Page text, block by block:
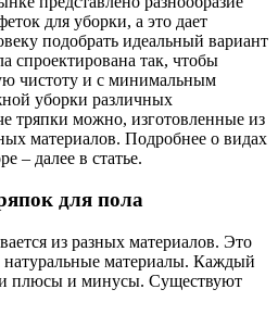
для уборки, а это дает
подобрать идеальный вариант
спроектирована так, чтобы
чистоту и с минимальным
уборки различных
тряпки можно, изготовленные из
материалов. Подробнее о видах
– далее в статье.
для пола
из разных материалов. Это
материалы. Каждый
плюсы и минусы. Существуют